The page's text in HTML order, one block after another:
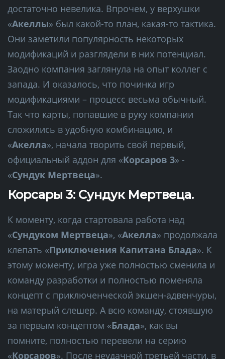
достаточно невелика. Впрочем, у верхушки
«Акеллы» был какой-то план, какая-то тактика.
Они заметили популярность некоторых
модификаций и разглядели в них потенциал.
Заодно компания заглянула на опыт коллег с
запада. И оказалось, что починка игр
модификациями – процесс весьма обычный.
Так что карты, попавшие в руку компании
сложились в удобную комбинацию, и
«Акелла», начала творить свой первый,
официальный аддон для «Корсаров 3» -
«Сундук Мертвеца».
Корсары 3: Сундук Мертвеца.
К моменту, когда стартовала работа над
«Сундуком Мертвеца», «Акелла» продолжала
клепать «Приключения Капитана Блада». К
этому моменту, игра уже полностью сменила и
команду разработки и полностью поменяла
концепт с приключенческой экшен-адвенчуры,
на матерый слешер. А всю команду, стоявшую
за первым концептом «Блада», как вы
помните, полностью перевели на серию
«Корсаров». После неудачной третьей части, в